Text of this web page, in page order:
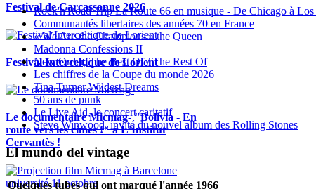
Festival de Carcassonne 2026
Festival Interceltique de Lorient
Le documentaire Micmag- "Bolivia - En
route vers les cimes !" à L'Institut
Cervantès !
Rock'n'Road Trip La Route 66 en musique - De Chicago à Los
Communautés libertaires des années 70 en France
« We Are the Champions » the Queen
Madonna Confessions II
New Order, The Best Of / The Rest Of
Les chiffres de la Coupe du monde 2026
Tina Turner Wildest Dreams
50 ans de punk
Le Live Aid, le concert caritatif
Steve Winwood, invité du nouvel album des Rolling Stones
El mundo del vintage
Quelques tubes qui ont marqué l'année 1966